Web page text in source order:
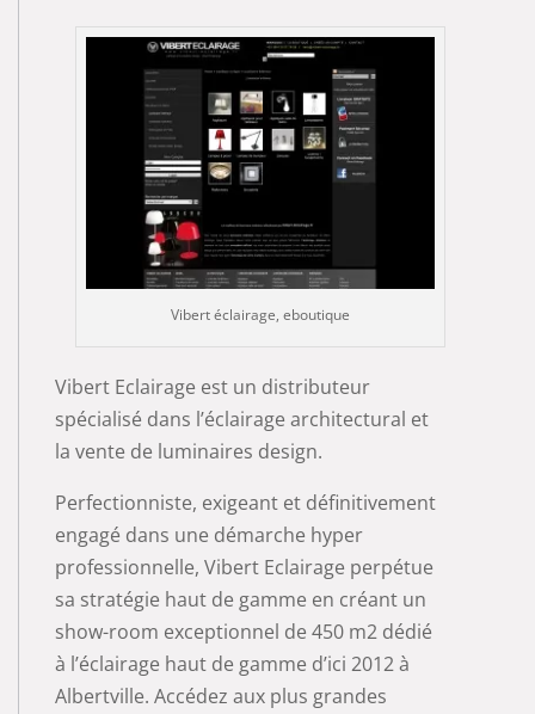
Vibert éclairage, eboutique
Vibert Eclairage est un distributeur
spécialisé dans l’éclairage architectural et
la vente de luminaires design.
Perfectionniste, exigeant et définitivement
engagé dans une démarche hyper
professionnelle, Vibert Eclairage perpétue
sa stratégie haut de gamme en créant un
show-room exceptionnel de 450 m2 dédié
à l’éclairage haut de gamme d’ici 2012 à
Albertville. Accédez aux plus grandes